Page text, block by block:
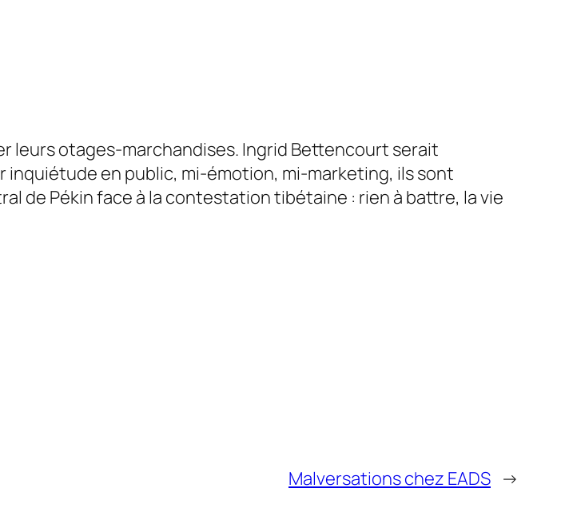
leurs otages-marchandises. Ingrid Bettencourt serait
en public, mi-émotion, mi-marketing, ils sont
de Pékin face à la contestation tibétaine : rien à battre, la vie
Malversations chez EADS →